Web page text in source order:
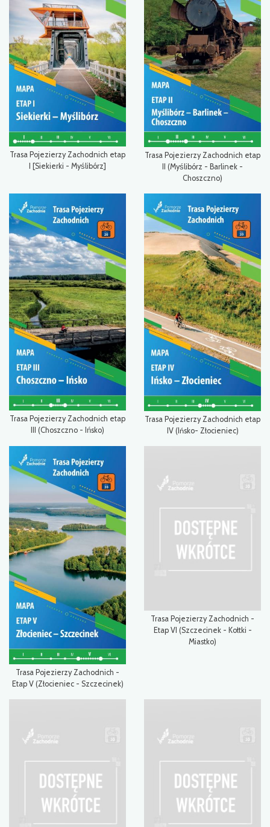
Trasa Pojezierzy Zachodnich etap
I [Siekierki - Myślibórz]
Trasa Pojezierzy Zachodnich etap
II (Myślibórz - Barlinek -
Choszczno)
Trasa Pojezierzy Zachodnich etap
III (Choszczno - Ińsko)
Trasa Pojezierzy Zachodnich etap
IV (Ińsko- Złocieniec)
Trasa Pojezierzy Zachodnich -
Etap V (Złocieniec - Szczecinek)
Trasa Pojezierzy Zachodnich -
Etap VI (Szczecinek - Kołtki -
Miastko)